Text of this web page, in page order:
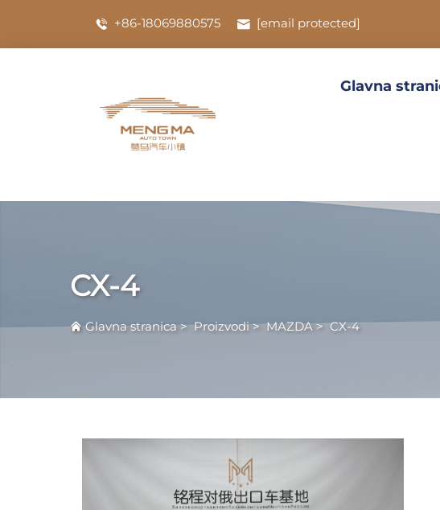
+86-18069880575 [email protected]
Glavna
CX-4
Glavna stranica>Proizvodi>MAZDA>CX-4